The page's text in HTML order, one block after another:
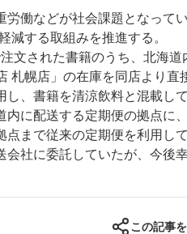
印刷機材年鑑
込み サイトポリシー お
働などが社会課題となって
減する取組みを推進する。
文された書籍のうち、北海
札幌店」の在庫を同店より
、書籍を清涼飲料と混載して
内に配送する定期便の拠点
点まで従来の定期便を利用し
社に委託していたが、今後
この記事